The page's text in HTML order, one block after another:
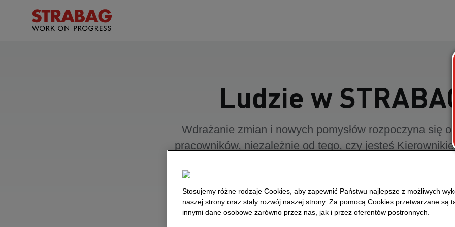
Ludzie w
Wdrażanie zmian i nowych pomysłów rozpoczyna się
pracowników, niezależnie od tego, czy jesteś
finansowych. Poznaj naszych pracowników, którzy
inicjatorem zmian budując przyszłość dzięki
innowacyjnych projektów. W STRABAG liczy się każdy
Stosujemy różne rodzaje Cookies, aby zapewnić Państwu najlepsze z możliwych
naszej strony oraz stały rozwój naszej strony. Za pomocą Cookies przetwarzane są
innymi dane osobowe zarówno przez nas, jak i przez oferentów postronnych.